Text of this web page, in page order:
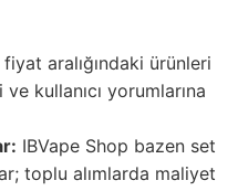
fiyat aralığındaki ürünleri
kullanıcı yorumlarına
IBVape Shop bazen set
toplu alımlarda maliyet